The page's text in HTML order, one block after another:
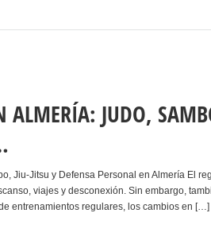
ALMERÍA: JUDO,
Jiu-Jitsu y Defensa Personal en Almería El
viajes y desconexión. Sin embargo,
entrenamientos regulares, los cambios en […]